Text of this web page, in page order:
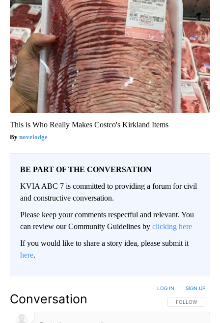
This is Who Really Makes Costco's Kirkland Items
novelodge
BE PART OF THE CONVERSATION
KVIA ABC 7 is committed to providing a forum for civil
and constructive conversation.
Please keep your comments respectful and relevant. You
can review our Community Guidelines by clicking here
If you would like to share a story idea, please submit it
here.
Conversation FOLLOW THIS
FOLLOW
LOG IN SIGN UP